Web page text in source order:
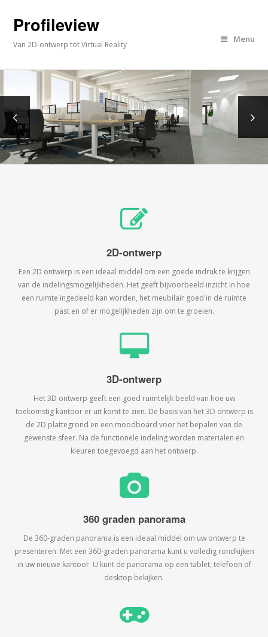
Profileview
Van 2D-ontwerp tot Virtual Reality
Menu
2D-ontwerp
Een 2D ontwerp is een ideaal middel om een goede indruk te krijgen
van de indelingsmogelijkheden. Het geeft bijvoorbeeld inzicht in hoe
een ruimte ingedeeld kan worden, het meubilair goed in de ruimte
past en of er mogelijkheden zijn om te groeien.
3D-ontwerp
Het 3D ontwerp geeft een goed ruimtelijk beeld van hoe uw
toekomstig kantoor er uit komt te zien. De basis van het 3D ontwerp is
de 2D plattegrond en een moodboard voor het bepalen van de
gewenste sfeer. Na de functionele indeling worden materialen en
kleuren toegevoegd aan het ontwerp.
360 graden panorama
De 360-graden panorama is een ideaal middel om uw ontwerp te
presenteren. Met een 360-graden panorama kunt u volledig rondkijken
in uw nieuwe kantoor. U kunt de panorama op een tablet, telefoon of
desktop bekijken.